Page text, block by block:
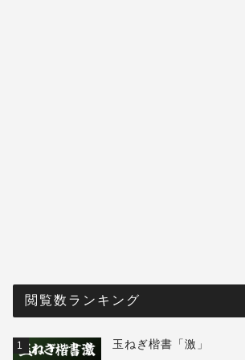
閲覧数ランキング
1 玉ねぎ楷書「激」